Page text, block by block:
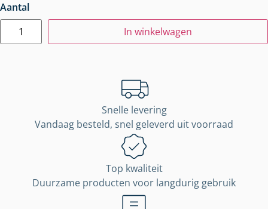
Aantal
In winkelwagen
Snelle levering
Vandaag besteld, snel geleverd uit voorraad
Top kwaliteit
Duurzame producten voor langdurig gebruik